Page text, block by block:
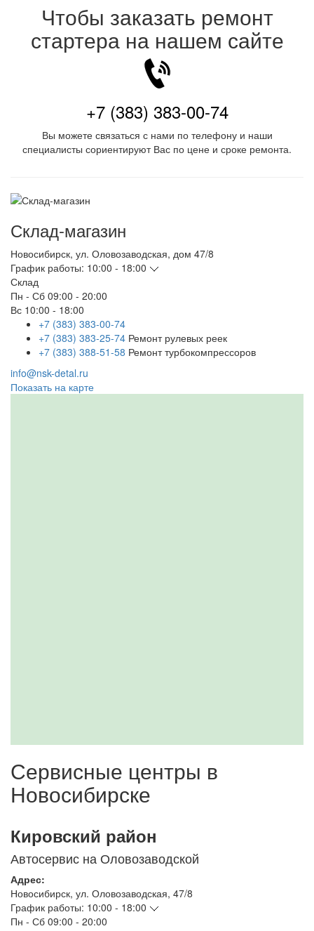
Чтобы заказать ремонт
стартера на нашем сайте
+7 (383) 383-00-74
Вы можете связаться с нами по телефону и наши
специалисты сориентируют Вас по цене и сроке ремонта.
Склад-магазин
Новосибирск, ул. Оловозаводская, дом 47/8
График работы: 10:00 - 18:00
Склад
Пн - Сб 09:00 - 20:00
Вс 10:00 - 18:00
+7 (383) 383-00-74
+7 (383) 383-25-74 Ремонт рулевых реек
+7 (383) 388-51-58 Ремонт турбокомпрессоров
info@nsk-detal.ru
Показать на карте
Сервисные центры в
Новосибирске
Кировский район
Автосервис на Оловозаводской
Адрес:
Новосибирск, ул. Оловозаводская, 47/8
График работы: 10:00 - 18:00
Пн - Сб 09:00 - 20:00